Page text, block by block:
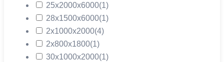
25х2000х6000(1)
28х1500х6000(1)
2х1000х2000(4)
2х800х1800(1)
30х1000х2000(1)